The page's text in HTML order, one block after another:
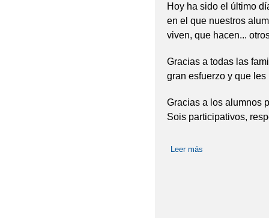
Hoy ha sido el último
en el que nuestros
viven, que hacen...
Gracias a todas las
gran esfuerzo y que
Gracias a los alumnos
Sois participativos,
Leer más